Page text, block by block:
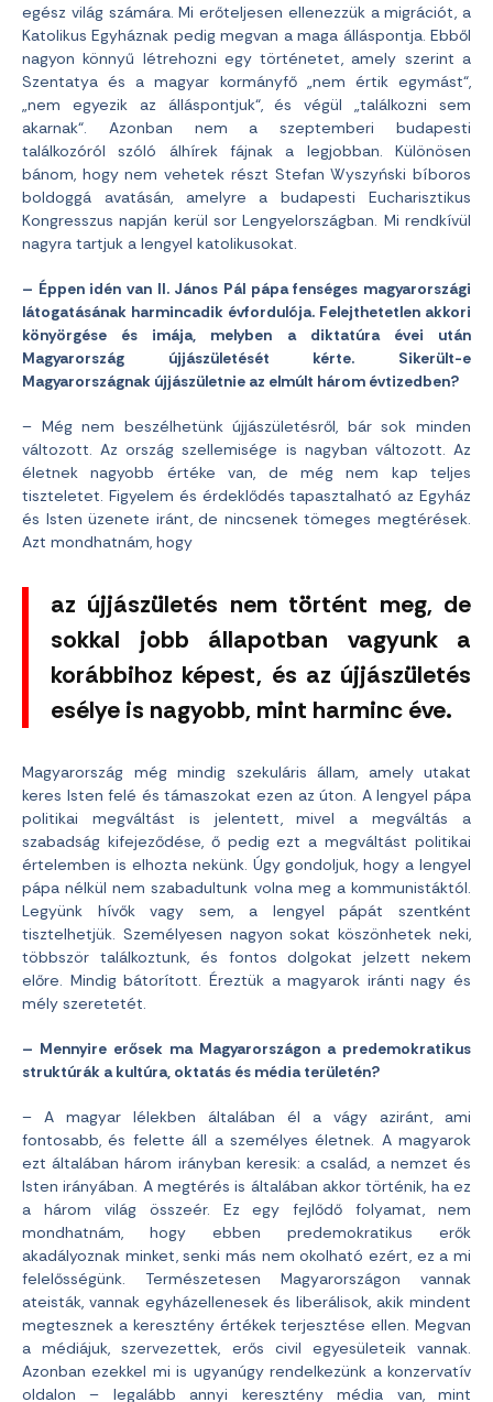
egész világ számára. Mi erőteljesen ellenezzük a migrációt, a
Katolikus Egyháznak pedig megvan a maga álláspontja. Ebből
nagyon könnyű létrehozni egy történetet, amely szerint a
Szentatya és a magyar kormányfő „nem értik egymást“,
„nem egyezik az álláspontjuk“, és végül „találkozni sem
akarnak“. Azonban nem a szeptemberi budapesti
találkozóról szóló álhírek fájnak a legjobban. Különösen
bánom, hogy nem vehetek részt Stefan Wyszyński bíboros
boldoggá avatásán, amelyre a budapesti Eucharisztikus
Kongresszus napján kerül sor Lengyelországban. Mi rendkívül
nagyra tartjuk a lengyel katolikusokat.
– Éppen idén van II. János Pál pápa fenséges magyarországi
látogatásának harmincadik évfordulója. Felejthetetlen akkori
könyörgése és imája, melyben a diktatúra évei után
Magyarország újjászületését kérte. Sikerült-e
Magyarországnak újjászületnie az elmúlt három évtizedben?
– Még nem beszélhetünk újjászületésről, bár sok minden
változott. Az ország szellemisége is nagyban változott. Az
életnek nagyobb értéke van, de még nem kap teljes
tiszteletet. Figyelem és érdeklődés tapasztalható az Egyház
és Isten üzenete iránt, de nincsenek tömeges megtérések.
Azt mondhatnám, hogy
az újjászületés nem történt meg, de
sokkal jobb állapotban vagyunk a
korábbihoz képest, és az újjászületés
esélye is nagyobb, mint harminc éve.
Magyarország még mindig szekuláris állam, amely utakat
keres Isten felé és támaszokat ezen az úton. A lengyel pápa
politikai megváltást is jelentett, mivel a megváltás a
szabadság kifejeződése, ő pedig ezt a megváltást politikai
értelemben is elhozta nekünk. Úgy gondoljuk, hogy a lengyel
pápa nélkül nem szabadultunk volna meg a kommunistáktól.
Legyünk hívők vagy sem, a lengyel pápát szentként
tisztelhetjük. Személyesen nagyon sokat köszönhetek neki,
többször találkoztunk, és fontos dolgokat jelzett nekem
előre. Mindig bátorított. Éreztük a magyarok iránti nagy és
mély szeretetét.
– Mennyire erősek ma Magyarországon a predemokratikus
struktúrák a kultúra, oktatás és média területén?
– A magyar lélekben általában él a vágy aziránt, ami
fontosabb, és felette áll a személyes életnek. A magyarok
ezt általában három irányban keresik: a család, a nemzet és
Isten irányában. A megtérés is általában akkor történik, ha ez
a három világ összeér. Ez egy fejlődő folyamat, nem
mondhatnám, hogy ebben predemokratikus erők
akadályoznak minket, senki más nem okolható ezért, ez a mi
felelősségünk. Természetesen Magyarországon vannak
ateisták, vannak egyházellenesek és liberálisok, akik mindent
megtesznek a keresztény értékek terjesztése ellen. Megvan
a médiájuk, szervezettek, erős civil egyesületeik vannak.
Azonban ezekkel mi is ugyanúgy rendelkezünk a konzervatív
oldalon – legalább annyi keresztény média van, mint